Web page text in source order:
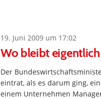
19. Juni 2009 um 17:02
Wo bleibt
Der
eintrat, als es darum ging,
einem Unternehmen